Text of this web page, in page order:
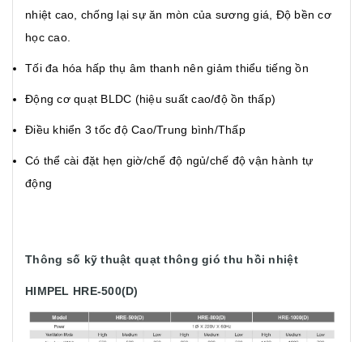
nhiệt cao, chống lại sự ăn mòn của sương giá, Độ bền cơ
học cao.
Tối đa hóa hấp thụ âm thanh nên giảm thiểu tiếng ồn
Động cơ quạt BLDC (hiệu suất cao/độ ồn thấp)
Điều khiển 3 tốc độ Cao/Trung bình/Thấp
Có thể cài đặt hẹn giờ/chế độ ngủ/chế độ vận hành tự
động
Thông số kỹ thuật quạt thông gió thu hồi nhiệt
HIMPEL HRE-500(D)